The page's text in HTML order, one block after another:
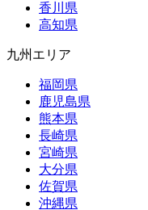
香川県
高知県
九州エリア
福岡県
鹿児島県
熊本県
長崎県
宮崎県
大分県
佐賀県
沖縄県